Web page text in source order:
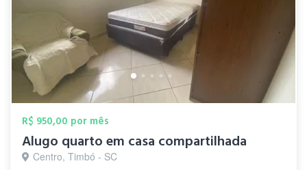
R$ 950,00 por mês
Alugo quarto em casa compartilhada
Centro, Timbó - SC